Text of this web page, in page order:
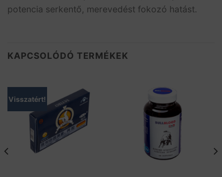
potencia serkentő, merevedést fokozó hatást.
KAPCSOLÓDÓ TERMÉKEK
Visszatért!